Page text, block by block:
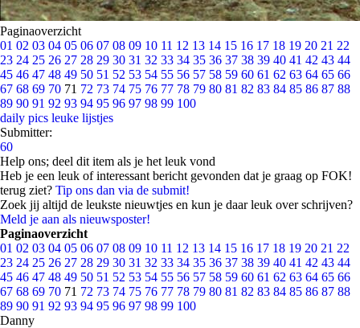
Paginaoverzicht
01 02 03 04 05 06 07 08 09 10 11 12 13 14 15 16 17 18 19 20 21 22
23 24 25 26 27 28 29 30 31 32 33 34 35 36 37 38 39 40 41 42 43 44
45 46 47 48 49 50 51 52 53 54 55 56 57 58 59 60 61 62 63 64 65 66
67 68 69 70 71 72 73 74 75 76 77 78 79 80 81 82 83 84 85 86 87 88
89 90 91 92 93 94 95 96 97 98 99 100
daily pics leuke lijstjes
Submitter:
60
Help ons; deel dit item als je het leuk vond
Heb je een leuk of interessant bericht gevonden dat je graag op FOK!
terug ziet? Tip ons dan via de submit!
Zoek jij altijd de leukste nieuwtjes en kun je daar leuk over schrijven?
Meld je aan als nieuwsposter!
Paginaoverzicht
01 02 03 04 05 06 07 08 09 10 11 12 13 14 15 16 17 18 19 20 21 22
23 24 25 26 27 28 29 30 31 32 33 34 35 36 37 38 39 40 41 42 43 44
45 46 47 48 49 50 51 52 53 54 55 56 57 58 59 60 61 62 63 64 65 66
67 68 69 70 71 72 73 74 75 76 77 78 79 80 81 82 83 84 85 86 87 88
89 90 91 92 93 94 95 96 97 98 99 100
Danny